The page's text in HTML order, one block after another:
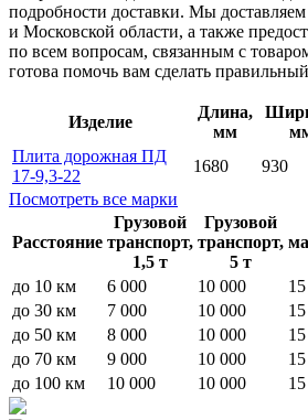
подробности доставки. Мы
и Московской области, а также
по всем вопросам, связанным с
готова помочь вам сделать
Изделие
Длина,
мм
Плита дорожная ПД
17-9,3-22
1680 930
Посмотреть все марки
Расстояние
Грузовой
транспорт,
1,5 т
Грузовой
транспорт,
5 т
до 10 км
6 000 10 000
до 30 км
7 000 10 000
до 50 км
8 000 10 000
до 70 км
9 000 10 000
до 100 км
10 000 10 000